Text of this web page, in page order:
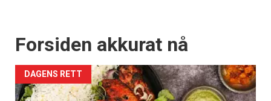
Forsiden akkurat nå
DAGENS RETT